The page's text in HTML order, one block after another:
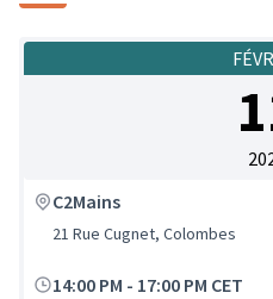
C2Mains
21 Rue Cugnet, Colombes
14:00 PM - 17:00 PM CET